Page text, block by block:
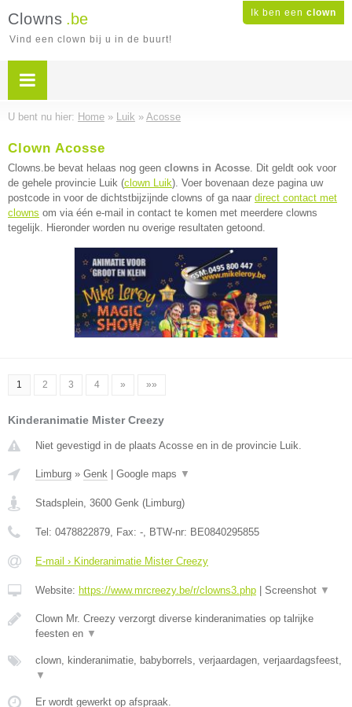
Ik ben een clown
Clowns .be
Vind een clown bij u in de buurt!
U bent nu hier: Home » Luik » Acosse
Clown Acosse
Clowns.be bevat helaas nog geen clowns in Acosse. Dit geldt ook voor
de gehele provincie Luik (clown Luik). Voer bovenaan deze pagina uw
postcode in voor de dichtstbijzijnde clowns of ga naar direct contact met
clowns om via één e-mail in contact te komen met meerdere clowns
tegelijk. Hieronder worden nu overige resultaten getoond.
1 2 3 4 » »»
Kinderanimatie Mister Creezy
Niet gevestigd in de plaats Acosse en in de provincie Luik.
Limburg » Genk Google maps ▼
Stadsplein, 3600 Genk (Limburg)
Tel: 0478822879, Fax: -, BTW-nr: BE0840295855
E-mail › Kinderanimatie Mister Creezy
Website: https://www.mrcreezy.be/r/clowns3.php Screenshot ▼
Clown Mr. Creezy verzorgt diverse kinderanimaties op talrijke
feesten en ▼
clown, kinderanimatie, babyborrels, verjaardagen, verjaardagsfeest,
▼
Er wordt gewerkt op afspraak.